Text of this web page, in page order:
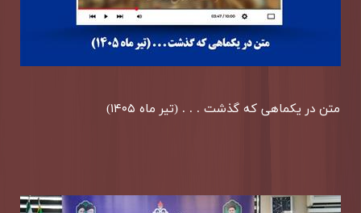
متن در یكماهی كه گذشت . . . (تیر ماه ۱۴۰۵)